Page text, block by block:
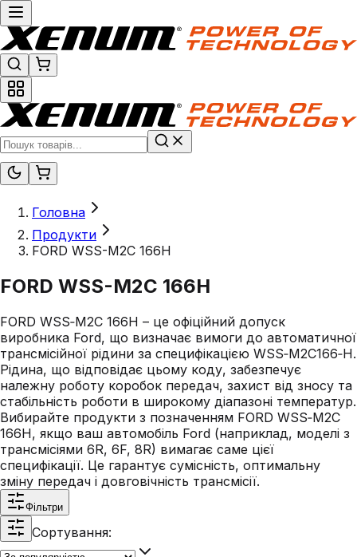
Головна
Продукти
FORD WSS-M2C 166H
FORD WSS-M2C 166H
FORD WSS‑M2C 166H – це офіційний допуск
виробника Ford, що визначає вимоги до автоматичної
трансмісійної рідини за специфікацією WSS‑M2C166‑H.
Рідина, що відповідає цьому коду, забезпечує
належну роботу коробок передач, захист від зносу та
стабільність роботи в широкому діапазоні температур.
Вибирайте продукти з позначенням FORD WSS‑M2C
166H, якщо ваш автомобіль Ford (наприклад, моделі з
трансмісіями 6R, 6F, 8R) вимагає саме цієї
специфікації. Це гарантує сумісність, оптимальну
зміну передач і довговічність трансмісії.
Фільтри
Сортування: